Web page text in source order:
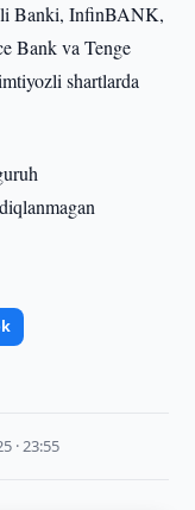
Banki, InfinBANK,
Bank va Tenge
shartlarda
· 23:55